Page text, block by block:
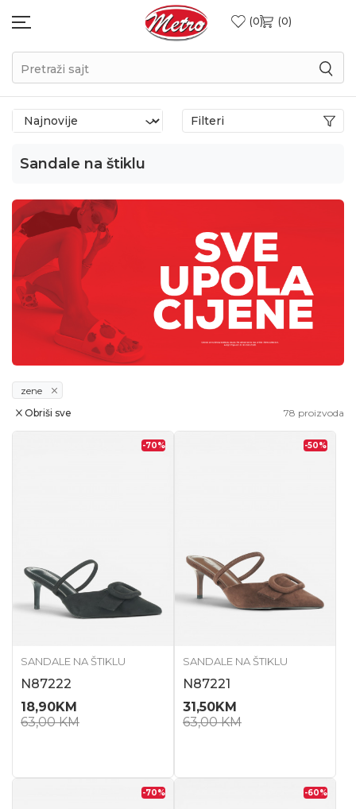
0 0
Pretraži sajt
Sandale na štiklu
Filteri
zene
78 proizvoda
Obriši sve
-70%
SANDALE NA ŠTIKLU
N87222
18,90KM
63,00KM
-50%
SANDALE NA ŠTIKLU
N87221
31,50KM
63,00KM
-70% -60%